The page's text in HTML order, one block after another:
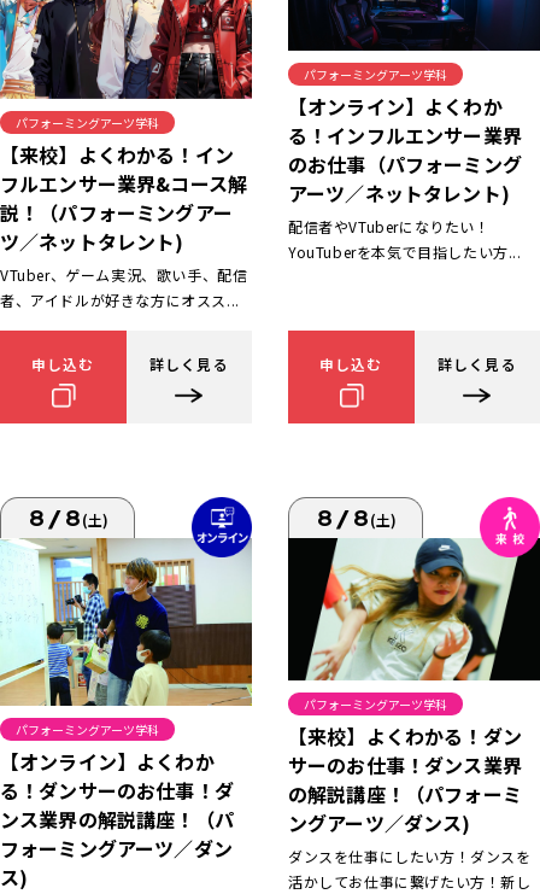
パフォーミングアーツ学科
【来校】よくわかる！イン
フルエンサー業界&コース解
説！（パフォーミングアー
ツ／ネットタレント)
VTuber、ゲーム実況、歌い手、配信
者、アイドルが好きな方にオスス...
申し込む 詳しく見る
パフォーミングアーツ学科
【オンライン】よくわか
る！インフルエンサー業界
のお仕事（パフォーミング
アーツ／ネットタレント)
配信者やVTuberになりたい！
YouTuberを本気で目指したい方...
申し込む 詳しく見る
8/8(土)
パフォーミングアーツ学科
【オンライン】よくわか
る！ダンサーのお仕事！ダ
ンス業界の解説講座！（パ
フォーミングアーツ／ダン
ス)
8/8(土)
パフォーミングアーツ学科
【来校】よくわかる！ダン
サーのお仕事！ダンス業界
の解説講座！（パフォーミ
ングアーツ／ダンス)
ダンスを仕事にしたい方！ダンスを
活かしてお仕事に繋げたい方！新し